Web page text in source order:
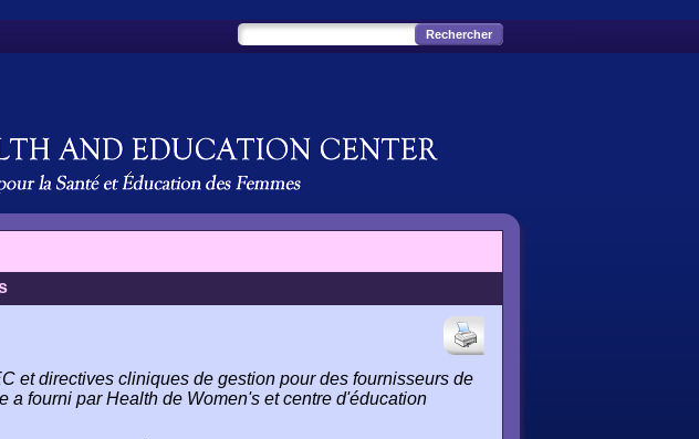
et directives cliniques de gestion pour des fournisseurs de
a fourni par Health de Women's et centre d'éducation